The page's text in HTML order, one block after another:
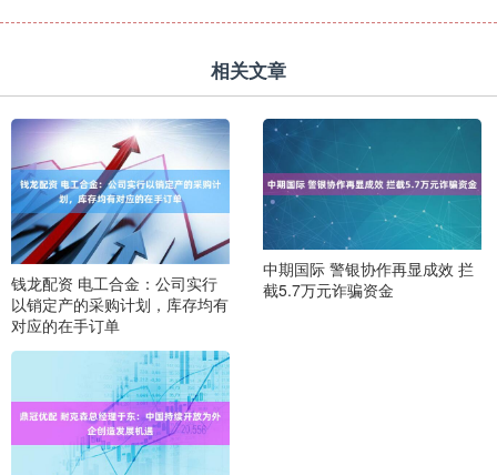
相关文章
钱龙配资 电工合金：公司实行
以销定产的采购计划，库存均有
对应的在手订单
中期国际 警银协作再显成效 拦
截5.7万元诈骗资金